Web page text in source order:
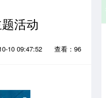
活动
10 09:47:52 查看：96